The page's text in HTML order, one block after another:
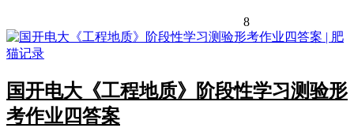
8
国开电大《工程地质》阶段性学习测验形
考作业四答案